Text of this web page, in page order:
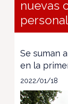
nuevas
Se suman
en la
2022/01/18